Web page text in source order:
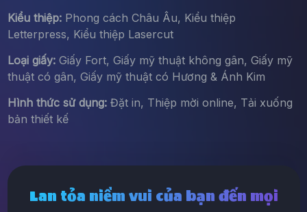
Kiểu thiệp:Phong cách Châu Âu, Kiểu thiệp
Letterpress, Kiểu thiệp Lasercut
Loại giấy:Giấy Fort, Giấy mỹ thuật không gân, Giấy mỹ
thuật có gân, Giấy mỹ thuật có Hương & Ánh Kim
Hình thức sử dụng:Đặt in, Thiệp mời online, Tải xuống
bản thiết kế
Lan tỏa niềm vui của bạn đến mọi